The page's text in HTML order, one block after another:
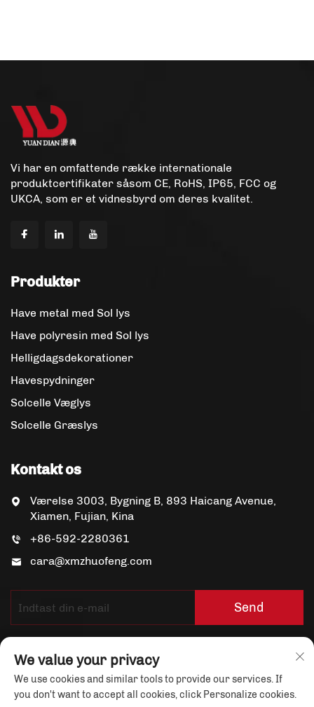
Vi har en omfattende række internationale
produktcertifikater såsom CE, RoHS, IP65, FCC og
UKCA, som er et vidnesbyrd om deres kvalitet.
Produkter
Have metal med Sol lys
Have polyresin med Sol lys
Helligdagsdekorationer
Havespydninger
Solcelle Væglys
Solcelle Græslys
Kontakt os
Værelse 3003, Bygning B, 893 Haicang Avenue,
Xiamen, Fujian, Kina
+86-592-2280361
cara@xmzhuofeng.com
Send
We value your privacy
We use cookies and similar tools to provide our services. If
you don't want to accept all cookies, click Personalize cookies.